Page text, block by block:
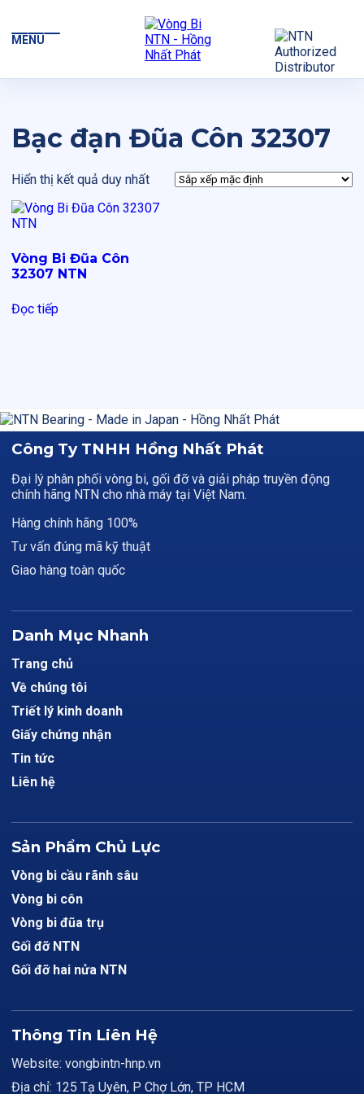
MENU
Bạc đạn Đũa Côn 32307
Hiển thị kết quả duy nhất
Vòng Bi Đũa Côn
32307 NTN
Đọc tiếp
Công Ty TNHH Hồng Nhất Phát
Đại lý phân phối vòng bi, gối đỡ và giải pháp truyền động
chính hãng NTN cho nhà máy tại Việt Nam.
Hàng chính hãng 100%
Tư vấn đúng mã kỹ thuật
Giao hàng toàn quốc
Danh Mục Nhanh
Trang chủ
Về chúng tôi
Triết lý kinh doanh
Giấy chứng nhận
Tin tức
Liên hệ
Sản Phẩm Chủ Lực
Vòng bi cầu rãnh sâu
Vòng bi côn
Vòng bi đũa trụ
Gối đỡ NTN
Gối đỡ hai nửa NTN
Thông Tin Liên Hệ
Website: vongbintn-hnp.vn
Địa chỉ: 125 Tạ Uyên, P Chợ Lớn, TP HCM